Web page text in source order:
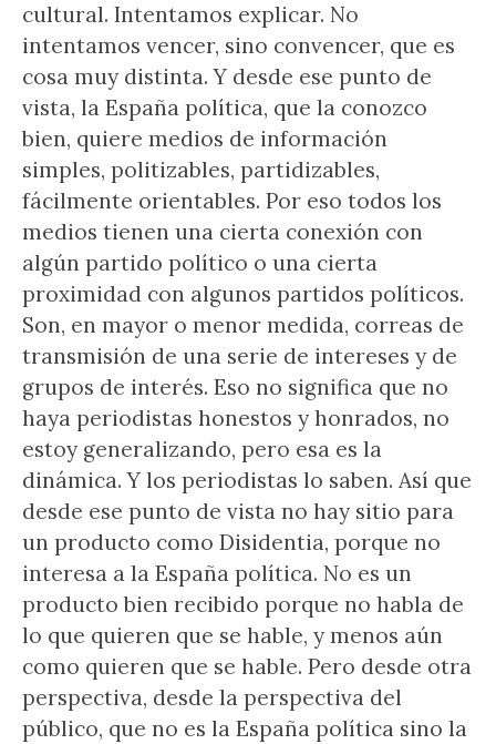
cultural. Intentamos explicar. No
intentamos vencer, sino convencer, que es
cosa muy distinta. Y desde ese punto de
vista, la España política, que la conozco
bien, quiere medios de información
simples, politizables, partidizables,
fácilmente orientables. Por eso todos los
medios tienen una cierta conexión con
algún partido político o una cierta
proximidad con algunos partidos políticos.
Son, en mayor o menor medida, correas de
transmisión de una serie de intereses y de
grupos de interés. Eso no significa que no
haya periodistas honestos y honrados, no
estoy generalizando, pero esa es la
dinámica. Y los periodistas lo saben. Así que
desde ese punto de vista no hay sitio para
un producto como Disidentia, porque no
interesa a la España política. No es un
producto bien recibido porque no habla de
lo que quieren que se hable, y menos aún
como quieren que se hable. Pero desde otra
perspectiva, desde la perspectiva del
público, que no es la España política sino la